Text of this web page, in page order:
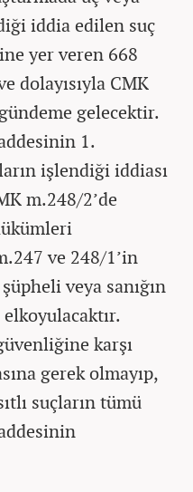
iddia edilen suç
yer veren 668
dolayısıyla CMK
gelecektir.
1.
işlendiği iddiası
m.248/2’de
ve 248/1’in
veya sanığın
karşı
gerek olmayıp,
suçların tümü